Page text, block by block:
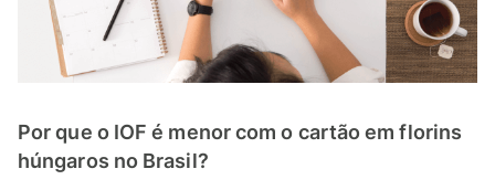
Por que o IOF é menor com o cartão em florins
húngaros no Brasil?